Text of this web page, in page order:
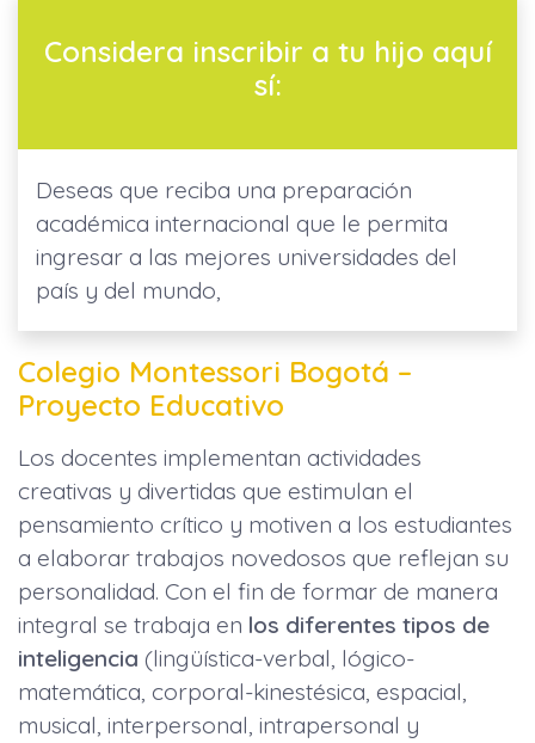
Considera inscribir a tu hijo aquí
sí:
Deseas que reciba una preparación
académica internacional que le permita
ingresar a las mejores universidades del
país y del mundo,
Colegio Montessori Bogotá –
Proyecto Educativo
Los docentes implementan actividades
creativas y divertidas que estimulan el
pensamiento crítico y motiven a los estudiantes
a elaborar trabajos novedosos que reflejan su
personalidad. Con el fin de formar de manera
integral se trabaja en los diferentes tipos de
inteligencia (lingüística-verbal, lógico-
matemática, corporal-kinestésica, espacial,
musical, interpersonal, intrapersonal y